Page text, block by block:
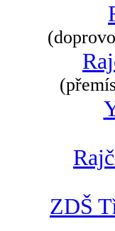
ZDŠ